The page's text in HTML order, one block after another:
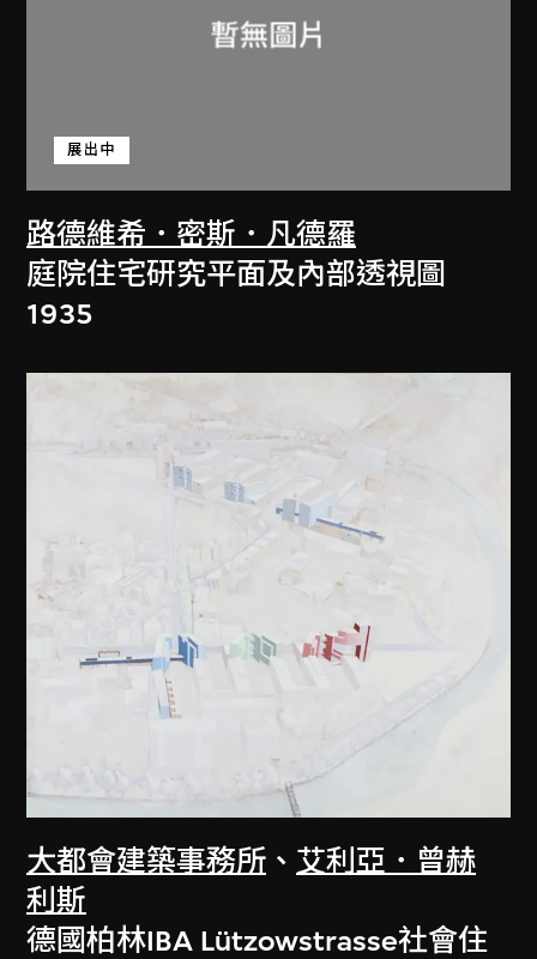
路德維希．密斯．凡德羅
展出中
庭院住宅研究平面及內部透視圖
1935
大都會建築事務所 、 艾利亞．曾赫
利斯
德國柏林IBA Lützowstrasse社會住